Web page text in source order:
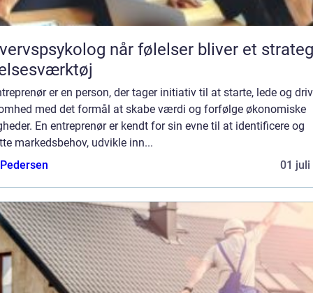
når følelser bliver et strategisk
er en person, der tager initiativ til at starte, lede og
med det formål at skabe værdi og forfølge økonomiske
En entreprenør er kendt for sin evne til at identificere og
markedsbehov, udvikle inn...
01 juli